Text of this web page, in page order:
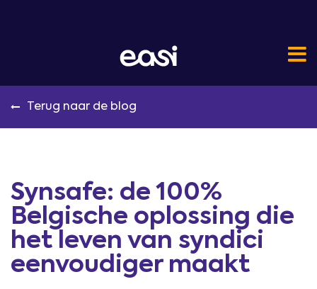
Terug naar de blog
Synsafe: de 100%
Belgische oplossing die
het leven van syndici
eenvoudiger maakt